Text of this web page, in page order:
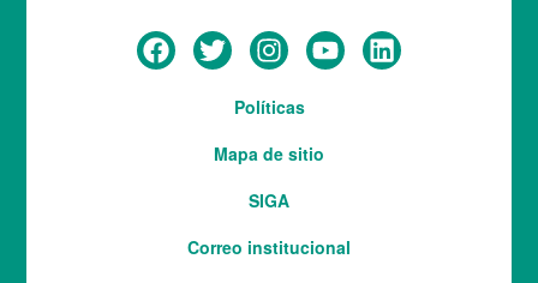
Políticas
Mapa de sitio
SIGA
Correo institucional